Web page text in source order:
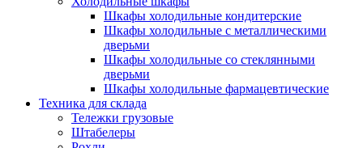
Шкафы холодильные кондитерские
Шкафы холодильные с металлическими
дверьми
Шкафы холодильные со стеклянными
дверьми
Шкафы холодильные фармацевтические
Техника для склада
Тележки грузовые
Штабелеры